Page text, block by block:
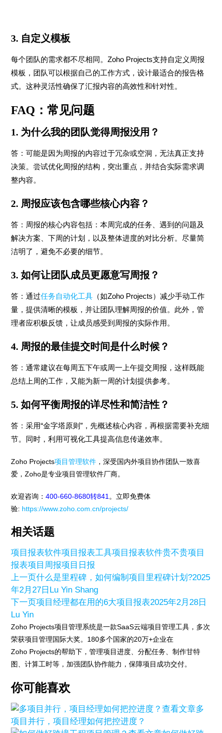
3. 自定义模板
每个团队的需求都不尽相同。Zoho Projects支持自定义周报
模板，团队可以根据自己的工作方式，设计最适合的报告格
式。这种灵活性确保了汇报内容的高效性和针对性。
FAQ：常见问题
1. 为什么我的团队觉得周报没用？
答：可能是因为周报的内容过于冗杂或空洞，无法真正支持
决策。尝试优化周报的结构，突出重点，并结合实际需求调
整内容。
2. 周报应该包含哪些核心内容？
答：周报的核心内容包括：本周完成的任务、遇到的问题及
解决方案、下周的计划，以及整体进度的对比分析。尽量简
洁明了，避免不必要的细节。
3. 如何让团队成员更愿意写周报？
答：通过任务自动化工具 （如Zoho Projects）减少手动工作
量，提供清晰的模板，并让团队理解周报的价值。此外，管
理者应积极反馈，让成员感受到周报的实际作用。
4. 周报的最佳提交时间是什么时候？
答：通常建议在每周五下午或周一上午提交周报，这样既能
总结上周的工作，又能为新一周的计划提供参考。
5. 如何平衡周报的详尽性和简洁性？
答：采用“金字塔原则”，先概述核心内容，再根据需要补充细
节。同时，利用可视化工具提高信息传递效率。
Zoho Projects项目管理软件 ，深受国内外项目协作团队一致喜
爱，Zoho是专业项目管理软件厂商。
欢迎咨询：400-660-8680转841 。立即免费体
验: https://www.zoho.com.cn/projects/
相关话题
项目报表软件项目报表工具项目报表软件贵不贵项目
报表项目周报项目日报
上一页什么是里程碑，如何编制项目里程碑计划?2025
年2月27日 Lu Yin Shang
下一页项目经理都在用的6大项目报表2025年2月28日
Lu Yin
Zoho Projects项目管理系统是一款SaaS云端项目管理工具，多次
荣获项目管理国际大奖。180多个国家的20万+企业在
Zoho Projects的帮助下，管理项目进度、分配任务、制作甘特
图、计算工时等，加强团队协作能力，保障项目成功交付。
你可能喜欢
查看文章多
项目并行，项目经理如何把控进度？